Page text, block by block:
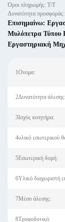
Όροι πληρωμής: Τ/Τ
Δυνατότητα
Επισημαίνω:
Μυλόπετρα Τύπου
Εργαστηριακή
1Ονομα:
2Δυνατότητα άλεσης:
3Ισχύς κινητήρα:
4υλικό εσωτερικού
5Εσωτερική δομή:
6Υλικό διαχωριστή
7Μέσο άλεσης:
8Τροφοδοτικό: